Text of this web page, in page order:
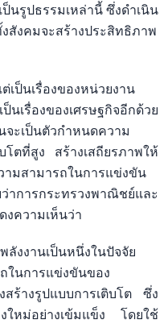
นรูปธรรมเหล่านี้ ซึ่งดำเนิน
สังคมจะสร้างประสิทธิภาพ
เป็นเรื่องของหน่วยงาน
นเรื่องของเศรษฐกิจอีกด้วย
ะเป็นตัวกำหนดความ
โตที่สูง สร้างเสถียรภาพให้
มสามารถในการแข่งขัน
ารกระทรวงพาณิชย์และ
งความเห็นว่า
ลังงานเป็นหนึ่งในปัจจัย
ในการแข่งขันของ
สร้างรูปแบบการเติบโต ซึ่ง
งใหม่อย่างเข้มแข็ง โดยใช้